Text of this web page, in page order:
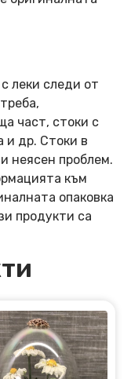
леки следи от
част, стоки с
и др. Стоки в
неясен проблем.
към
опаковка
продукти са